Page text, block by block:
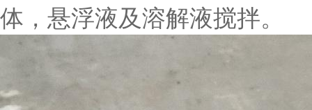
体，悬浮液及溶解液搅拌。